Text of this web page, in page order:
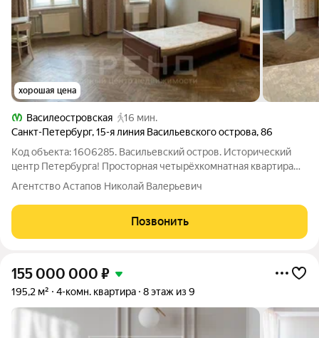
хорошая цена
Василеостровская
16 мин.
Санкт-Петербург,15-я линия Васильевского острова,86
Код объекта: 1606285. Васильевский остров. Исторический
центр Петербурга! Просторная четырёхкомнатная квартира
площадью 112,8 кв. м на 6-м этаже шестиэтажного кирпичного
дома 1912 года постройки по адресу: 15-я линия Васильевского
острова, 86.
Агентство Астапов Николай Валерьевич
Позвонить
155 000 000 ₽
195,2 м² 4-комн. квартира 8 этаж из 9